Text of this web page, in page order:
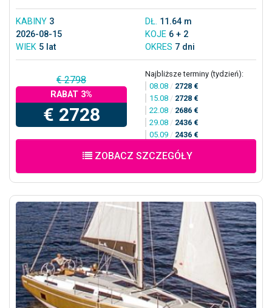
KABINY 3 DŁ. 11.64 m
2026-08-15
KOJE 6 + 2
WIEK 5 lat OKRES 7 dni
€ 2798
RABAT 3%
€ 2728
Najbliższe terminy (tydzień):
08.08 / 2728 €
15.08 / 2728 €
22.08 / 2686 €
29.08 / 2436 €
05.09 / 2436 €
ZOBACZ SZCZEGÓŁY